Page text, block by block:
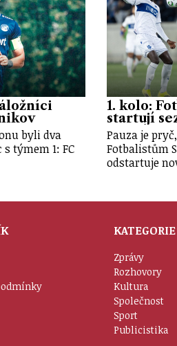
byli dva
týmem 1: FC
1. kolo:
startují
Pauza je
Fotbalistům
odstartuje
KATEGORIE
Zprávy
Rozhovory
Kultura
Společnost
Sport
Publicistika